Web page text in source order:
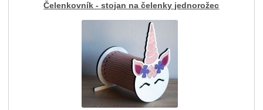
Čelenkovník - stojan na čelenky jednorožec